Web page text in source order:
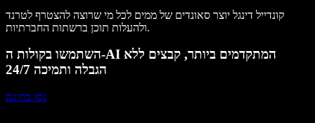
קונדייל דינגל יוצר סאונדים של ממים לכל מי שרוצה להצטרף לטרנד
ולהעלות תוכן ברשתות החברתיות.
השתמשו בקולות ה-AI המתקדמים ביותר, קבצים ללא
הגבלה ותמיכה 24/7
נסו בחינם